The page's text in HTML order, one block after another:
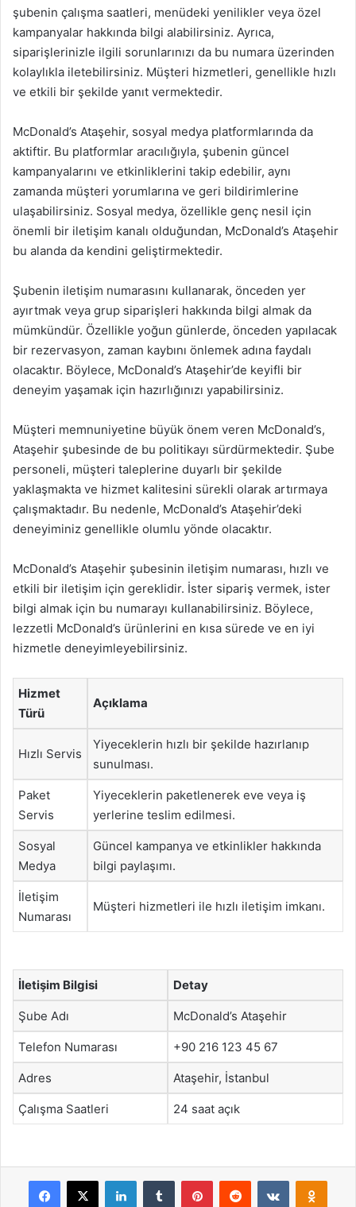
şubenin çalışma saatleri, menüdeki yenilikler veya özel
kampanyalar hakkında bilgi alabilirsiniz. Ayrıca,
siparişlerinizle ilgili sorunlarınızı da bu numara üzerinden
kolaylıkla iletebilirsiniz. Müşteri hizmetleri, genellikle hızlı
ve etkili bir şekilde yanıt vermektedir.
McDonald’s Ataşehir, sosyal medya platformlarında da
aktiftir. Bu platformlar aracılığıyla, şubenin güncel
kampanyalarını ve etkinliklerini takip edebilir, aynı
zamanda müşteri yorumlarına ve geri bildirimlerine
ulaşabilirsiniz. Sosyal medya, özellikle genç nesil için
önemli bir iletişim kanalı olduğundan, McDonald’s Ataşehir
bu alanda da kendini geliştirmektedir.
Şubenin iletişim numarasını kullanarak, önceden yer
ayırtmak veya grup siparişleri hakkında bilgi almak da
mümkündür. Özellikle yoğun günlerde, önceden yapılacak
bir rezervasyon, zaman kaybını önlemek adına faydalı
olacaktır. Böylece, McDonald’s Ataşehir’de keyifli bir
deneyim yaşamak için hazırlığınızı yapabilirsiniz.
Müşteri memnuniyetine büyük önem veren McDonald’s,
Ataşehir şubesinde de bu politikayı sürdürmektedir. Şube
personeli, müşteri taleplerine duyarlı bir şekilde
yaklaşmakta ve hizmet kalitesini sürekli olarak artırmaya
çalışmaktadır. Bu nedenle, McDonald’s Ataşehir’deki
deneyiminiz genellikle olumlu yönde olacaktır.
McDonald’s Ataşehir şubesinin iletişim numarası, hızlı ve
etkili bir iletişim için gereklidir. İster sipariş vermek, ister
bilgi almak için bu numarayı kullanabilirsiniz. Böylece,
lezzetli McDonald’s ürünlerini en kısa sürede ve en iyi
hizmetle deneyimleyebilirsiniz.
Hizmet
Türü
Açıklama
Hızlı Servis
Yiyeceklerin hızlı bir şekilde hazırlanıp
sunulması.
Paket
Servis
Yiyeceklerin paketlenerek eve veya iş
yerlerine teslim edilmesi.
Sosyal
Medya
Güncel kampanya ve etkinlikler hakkında
bilgi paylaşımı.
İletişim
Numarası
Müşteri hizmetleri ile hızlı iletişim imkanı.
İletişim Bilgisi Detay
Şube Adı McDonald’s Ataşehir
Telefon Numarası +90 216 123 45 67
Adres Ataşehir, İstanbul
Çalışma Saatleri 24 saat açık
Facebook
X LinkedInTumblr PinterestReddit VKontakte